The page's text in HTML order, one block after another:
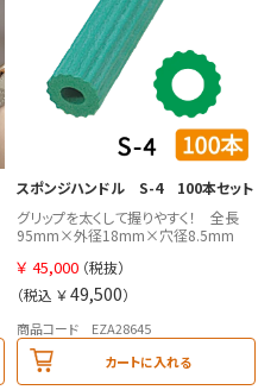
スポンジハンドル S-4 100本セット
グリップを太くして握りやすく！ 全長
95mm×外径18mm×穴径8.5mm
￥ 45,000 （税抜）
（税込 ￥49,500）
商品コード EZA28645
カートに入れる